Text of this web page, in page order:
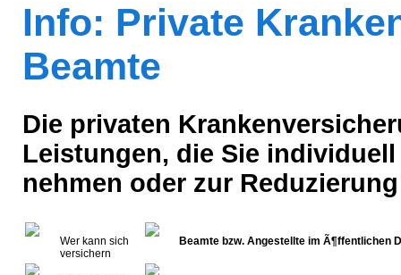
Info: Private
Beamte
Die privaten
Leistungen, die Sie
nehmen oder zur
Wer kann sich
versichern
Beamte bzw. Angestellte im Ã¶ffentlichen